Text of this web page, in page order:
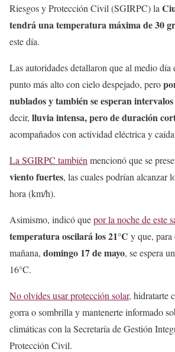
Riesgos y Protección Civil (SGIRPC) la
tendrá una temperatura máxima de 30
este día.
Las autoridades detallaron que al medio día
punto más alto con cielo despejado, pero
nublados y también se esperan
decir, lluvia intensa, pero de duración
acompañados con actividad eléctrica y
La SGIRPC también mencionó que se
viento fuertes, las cuales podrían alcanzar
hora (km/h).
Asimismo, indicó quepor la noche de este
temperatura oscilará los 21°C y que, para
mañana, domingo 17 de mayo, se espera
16°C.
No olvides usar protección solar, hidratarte
gorra o sombrilla y mantenerte informado
climáticas con la Secretaría de Gestión
Protección Civil.